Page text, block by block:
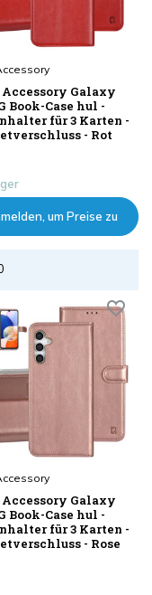
Accessory Galaxy
Book-Case hul -
für 3 Karten -
- Rot
um Preise zu
Accessory Galaxy
Book-Case hul -
für 3 Karten -
- Rose